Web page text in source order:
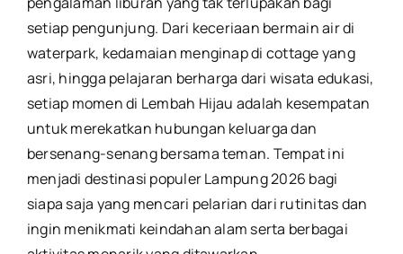
setiap pengunjung. Dari keceriaan bermain air di
waterpark, kedamaian menginap di cottage yang
asri, hingga pelajaran berharga dari wisata edukasi,
setiap momen di Lembah Hijau adalah kesempatan
untuk merekatkan hubungan keluarga dan
bersenang-senang bersama teman. Tempat ini
menjadi destinasi populer Lampung 2026 bagi
siapa saja yang mencari pelarian dari rutinitas dan
ingin menikmati keindahan alam serta berbagai